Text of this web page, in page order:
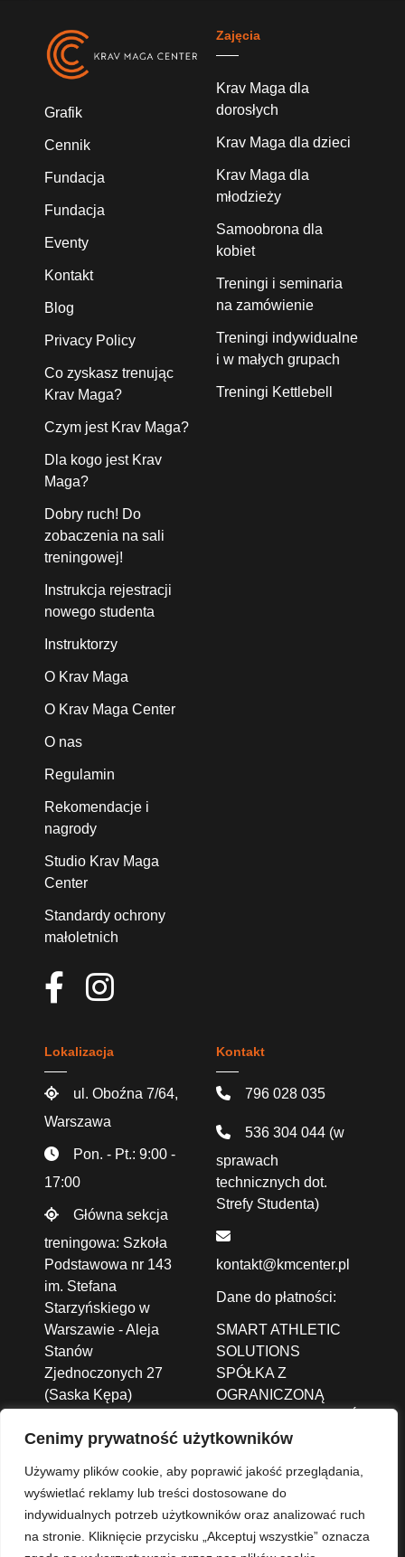
Cenimy prywatność użytkowników
Używamy plików cookie, aby poprawić jakość przeglądania,
wyświetlać reklamy lub treści dostosowane do
indywidualnych potrzeb użytkowników oraz analizować ruch
na stronie. Kliknięcie przycisku „Akceptuj wszystkie” oznacza
Grafik
Cennik
Fundacja
Fundacja
Eventy
Kontakt
Blog
Privacy Policy
Co zyskasz trenując
Krav Maga?
Czym jest Krav Maga?
Dla kogo jest Krav
Maga?
Dobry ruch! Do
zobaczenia na sali
treningowej!
Instrukcja rejestracji
nowego studenta
Instruktorzy
O Krav Maga
O Krav Maga Center
O nas
Regulamin
Rekomendacje i
nagrody
Studio Krav Maga
Center
Standardy ochrony
małoletnich
Zajęcia
Krav Maga dla
dorosłych
Krav Maga dla dzieci
Krav Maga dla
młodzieży
Samoobrona dla
kobiet
Treningi i seminaria
na zamówienie
Treningi indywidualne
i w małych grupach
Treningi Kettlebell
Lokalizacja
ul. Oboźna 7/64,
Warszawa
Pon. - Pt.: 9:00 -
17:00
Główna sekcja
treningowa: Szkoła
Podstawowa nr 143
im. Stefana
Starzyńskiego w
Warszawie - Aleja
Stanów
Zjednoczonych 27
(Saska Kępa)
Kontakt
796 028 035
536 304 044 (w
sprawach
technicznych dot.
Strefy Studenta)
kontakt@kmcenter.pl
Dane do płatności:
SMART ATHLETIC
SOLUTIONS
SPÓŁKA Z
OGRANICZONĄ
ALEJA JANA PAWŁA
II 43A /37B, 01-001
Warszawa
2004 0000 3702 8273